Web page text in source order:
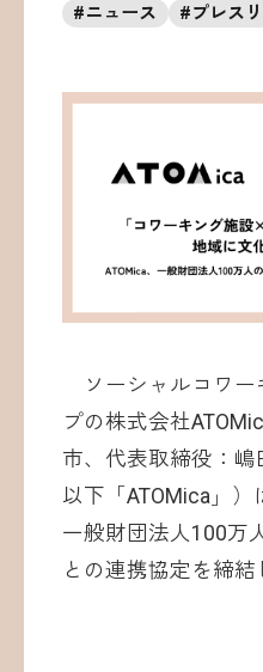
お問
©ATOMica Inc.,
#ニュース #プレス
ソーシャルコワー
プの株式会社
市、代表取締役：嶋
以下「ATOMica」）
一般財団法人100万
との連携協定を締結